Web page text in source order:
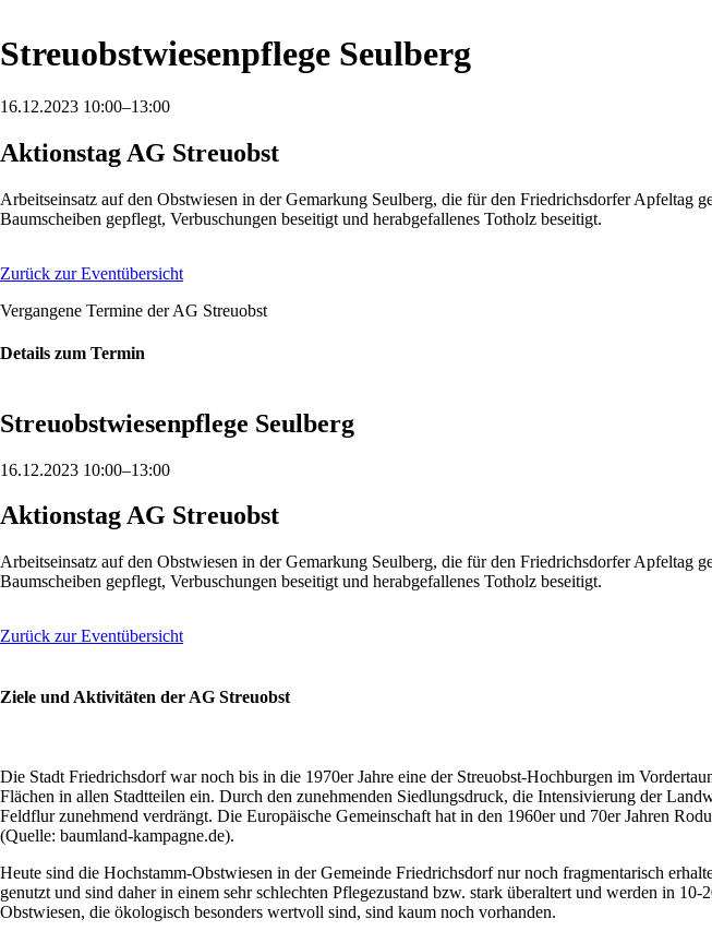
Streuobstwiesenpflege Seulberg
16.12.2023 10:00–13:00
Aktionstag AG Streuobst
Arbeitseinsatz auf den Obstwiesen in der Gemarkung Seulberg, die für den Friedrichsdorfer
Baumscheiben gepflegt, Verbuschungen beseitigt und herabgefallenes Totholz beseitigt.
Zurück zur Eventübersicht
Vergangene Termine der AG Streuobst
Details zum Termin
Streuobstwiesenpflege Seulberg
16.12.2023 10:00–13:00
Aktionstag AG Streuobst
Arbeitseinsatz auf den Obstwiesen in der Gemarkung Seulberg, die für den Friedrichsdorfer
Baumscheiben gepflegt, Verbuschungen beseitigt und herabgefallenes Totholz beseitigt.
Zurück zur Eventübersicht
Ziele und Aktivitäten der AG Streuobst
Die Stadt Friedrichsdorf war noch bis in die 1970er Jahre eine der Streuobst-Hochburgen im
Flächen in allen Stadtteilen ein. Durch den zunehmenden Siedlungsdruck, die Intensivierung der
Feldflur zunehmend verdrängt. Die Europäische Gemeinschaft hat in den 1960er und 70er Jahren
(Quelle: baumland-kampagne.de).
Heute sind die Hochstamm-Obstwiesen in der Gemeinde Friedrichsdorf nur noch fragmentarisch
genutzt und sind daher in einem sehr schlechten Pflegezustand bzw. stark überaltert und werden in
Obstwiesen, die ökologisch besonders wertvoll sind, sind kaum noch vorhanden.